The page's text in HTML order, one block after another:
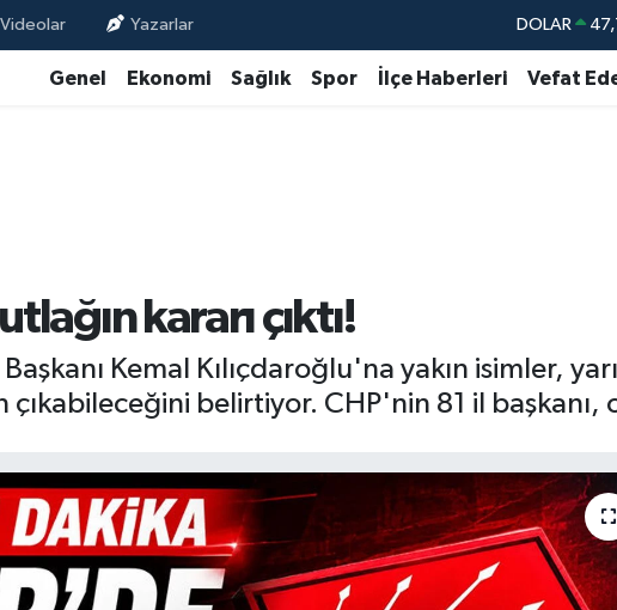
Videolar Yazarlar DOLAR
EURO
Genel Ekonomi Sağlık Spor İlçe Haberleri Vefat
kararı çıktı!
Kemal Kılıçdaroğlu'na yakın isimler,
çıkabileceğini belirtiyor. CHP'nin 81 il başkanı,